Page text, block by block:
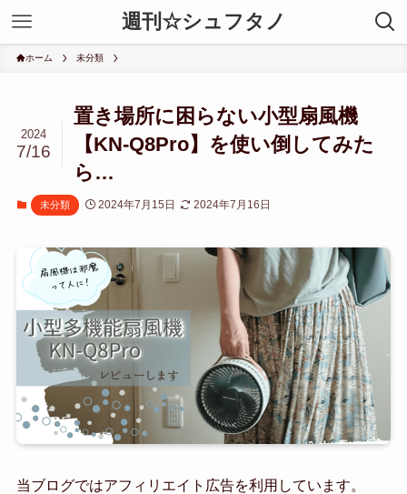
週刊☆シュフタノ
ホーム 未分類
置き場所に困らない小型扇風機
【KN-Q8Pro】を使い倒してみた
ら…
2024
7/16
未分類 2024年7月15日 2024年7月16日
当ブログではアフィリエイト広告を利用しています。